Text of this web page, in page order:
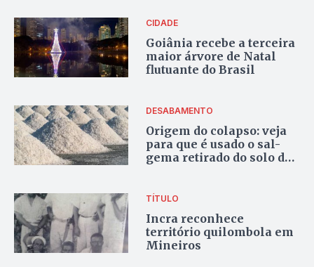
CIDADE
Goiânia recebe a terceira
maior árvore de Natal
flutuante do Brasil
DESABAMENTO
Origem do colapso: veja
para que é usado o sal-
gema retirado do solo de
TÍTULO
Incra reconhece
território quilombola em
Mineiros